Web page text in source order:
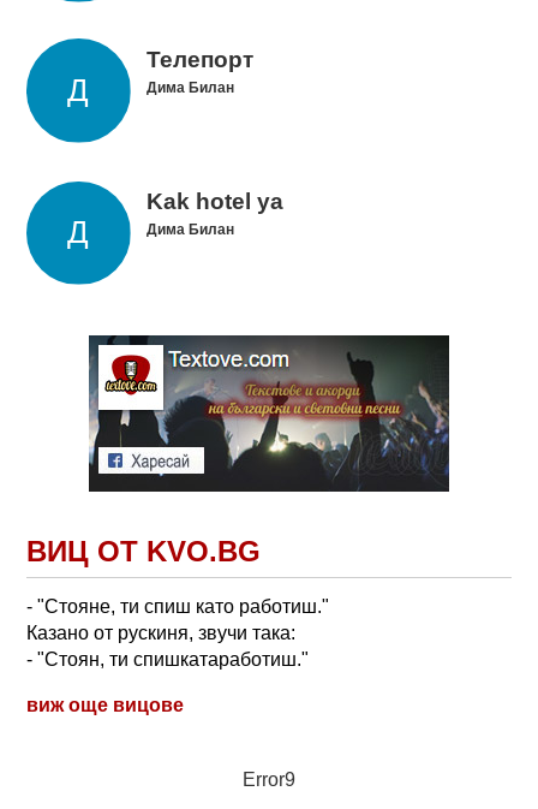
Телепорт
Дима Билан
Kak hotel ya
Дима Билан
ВИЦ ОТ KVO.BG
- "Стояне, ти спиш като работиш."
Казано от рускиня, звучи така:
- "Стоян, ти спишкатаработиш."
виж още вицове
Error9